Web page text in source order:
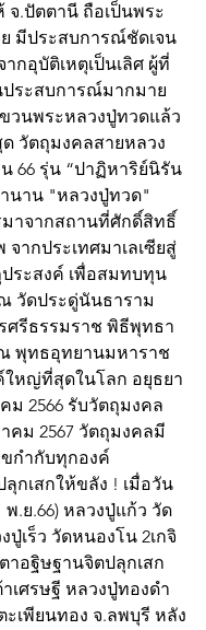
จ.ปัตตานี ถือเป็นพระ
มีประสบการณ์ชัดเจน
กอุบัติเหตุเป็นเลิศ ผู้ที่
ระสบการณ์มากมาย
วนพระหลวงปู่ทวดแล้ว
วัตถุมงคลสายหลวง
66 รุ่น “ปาฏิหาริย์นิรัน
นาน "หลวงปู่ทวด"
าจากสถานที่ศักดิ์สิทธิ์
ากประเทศมาเลเซียสู่
ระสงค์ เพื่อสมทบทุน
วัดประดู่นันธาราม
ศรีธรรมราช พิธีพุทธา
พุทธอุทยานมหาราช
หญ่ที่สุดในโลก อยุธยา
ม 2566 รับวัตถุมงคล
คม 2567 วัตถุมงคลมี
กำกับทุกองค์
ลุกเสกให้ขลัง ! เมื่อวัน
พ.ย.66) หลวงปู่แก้ว วัด
เร็ว วัดหนองโน 2เกจิ
าอฐิษฐานจิตปลุกเสก
เศรษฐี หลวงปู่ทองดำ
เพียนทอง จ.ลพบุรี หลัง